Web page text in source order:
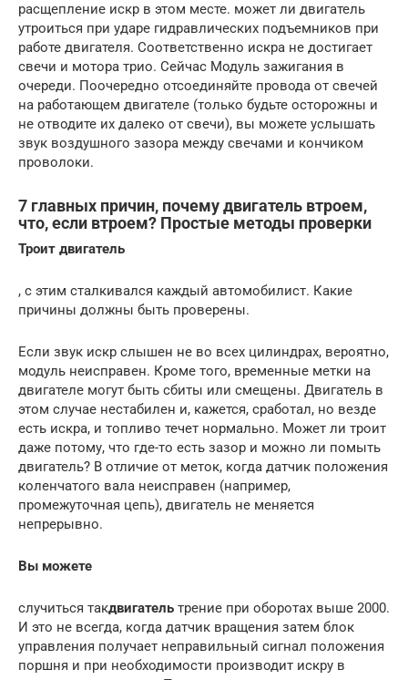
расщепление искр в этом месте. может ли двигатель
утроиться при ударе гидравлических подъемников при
работе двигателя. Соответственно искра не достигает
свечи и мотора трио. Сейчас Модуль зажигания в
очереди. Поочередно отсоединяйте провода от свечей
на работающем двигателе (только будьте осторожны и
не отводите их далеко от свечи), вы можете услышать
звук воздушного зазора между свечами и кончиком
проволоки.
7 главных причин, почему двигатель втроем,
что, если втроем? Простые методы проверки
Троит двигатель
, с этим сталкивался каждый автомобилист. Какие
причины должны быть проверены.
Если звук искр слышен не во всех цилиндрах, вероятно,
модуль неисправен. Кроме того, временные метки на
двигателе могут быть сбиты или смещены. Двигатель в
этом случае нестабилен и, кажется, сработал, но везде
есть искра, и топливо течет нормально. Может ли троит
даже потому, что где-то есть зазор и можно ли помыть
двигатель? В отличие от меток, когда датчик положения
коленчатого вала неисправен (например,
промежуточная цепь), двигатель не меняется
непрерывно.
Вы можете
случиться такдвигатель трение при оборотах выше 2000.
И это не всегда, когда датчик вращения затем блок
управления получает неправильный сигнал положения
поршня и при необходимости производит искру в